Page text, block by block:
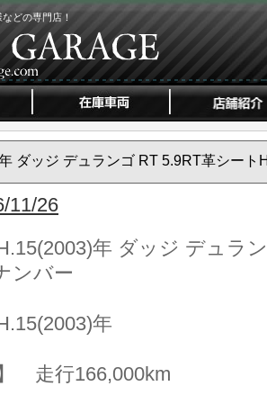
どの専門店！
ダッジ デュランゴ RT 5.9RT革シート
11/26
年 ダッジ デュラ
ンバー
年
】 走行166,000km